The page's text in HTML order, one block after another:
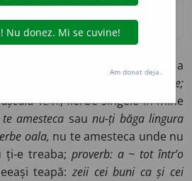
1 A face bășici sub acțiunea
apa fierbe la o sută de grade;
VLAH.; fierbe sîngele în mine
amesteca saunu-ți băga lingura
oala, nu te amesteca unde nu
ți-e treaba; proverb: a ~ tot într’o
teapă: zeii cei buni ca și cei
Am donat deja.